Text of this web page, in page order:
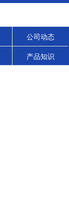
公司动态
产品知识